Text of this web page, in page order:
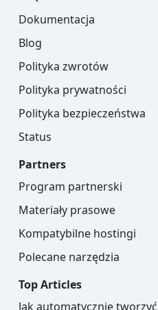
Dokumentacja
Blog
Polityka zwrotów
Polityka prywatności
Polityka bezpieczeństwa
Status
Partners
Program partnerski
Materiały prasowe
Kompatybilne hostingi
Polecane narzędzia
Top Articles
Jak automatycznie